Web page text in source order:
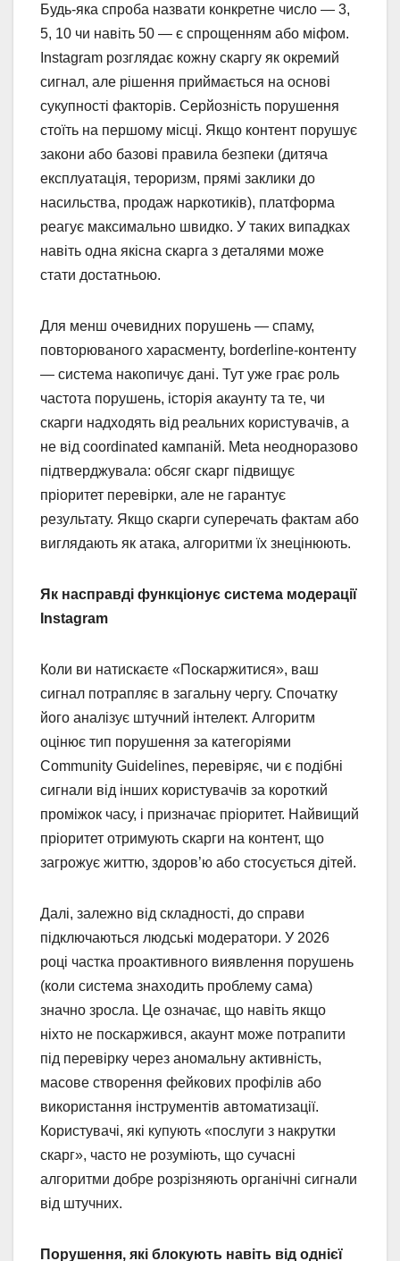
Будь-яка спроба назвати конкретне число — 3,
5, 10 чи навіть 50 — є спрощенням або міфом.
Instagram розглядає кожну скаргу як окремий
сигнал, але рішення приймається на основі
сукупності факторів. Серйозність порушення
стоїть на першому місці. Якщо контент порушує
закони або базові правила безпеки (дитяча
експлуатація, тероризм, прямі заклики до
насильства, продаж наркотиків), платформа
реагує максимально швидко. У таких випадках
навіть одна якісна скарга з деталями може
стати достатньою.
Для менш очевидних порушень — спаму,
повторюваного харасменту, borderline-контенту
— система накопичує дані. Тут уже грає роль
частота порушень, історія акаунту та те, чи
скарги надходять від реальних користувачів, а
не від coordinated кампаній. Meta неодноразово
підтверджувала: обсяг скарг підвищує
пріоритет перевірки, але не гарантує
результату. Якщо скарги суперечать фактам або
виглядають як атака, алгоритми їх знецінюють.
Як насправді функціонує система модерації
Instagram
Коли ви натискаєте «Поскаржитися», ваш
сигнал потрапляє в загальну чергу. Спочатку
його аналізує штучний інтелект. Алгоритм
оцінює тип порушення за категоріями
Community Guidelines, перевіряє, чи є подібні
сигнали від інших користувачів за короткий
проміжок часу, і призначає пріоритет. Найвищий
пріоритет отримують скарги на контент, що
загрожує життю, здоров’ю або стосується дітей.
Далі, залежно від складності, до справи
підключаються людські модератори. У 2026
році частка проактивного виявлення порушень
(коли система знаходить проблему сама)
значно зросла. Це означає, що навіть якщо
ніхто не поскаржився, акаунт може потрапити
під перевірку через аномальну активність,
масове створення фейкових профілів або
використання інструментів автоматизації.
Користувачі, які купують «послуги з накрутки
скарг», часто не розуміють, що сучасні
алгоритми добре розрізняють органічні сигнали
від штучних.
Порушення, які блокують навіть від однієї